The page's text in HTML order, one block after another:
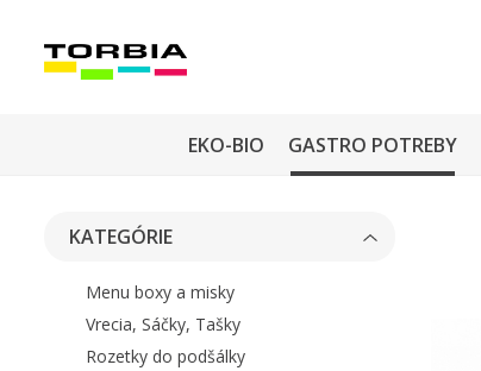
EKO-BIO GASTRO POTREBY
KATEGÓRIE
Menu boxy a misky
Vrecia, Sáčky, Tašky
Rozetky do podšálky